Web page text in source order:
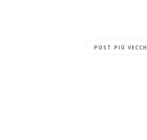
POST PIÙ